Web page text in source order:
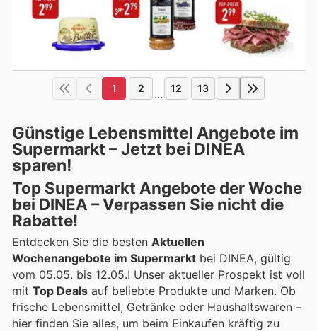
1 2 ... 12 13
Günstige Lebensmittel Angebote im
Supermarkt – Jetzt bei DINEA
sparen!
Top Supermarkt Angebote der Woche
bei DINEA – Verpassen Sie nicht die
Rabatte!
Entdecken Sie die besten Aktuellen
Wochenangebote im Supermarkt bei DINEA, gültig
vom 05.05. bis 12.05.! Unser aktueller Prospekt ist voll
mit Top Deals auf beliebte Produkte und Marken. Ob
frische Lebensmittel, Getränke oder Haushaltswaren –
hier finden Sie alles, um beim Einkaufen kräftig zu